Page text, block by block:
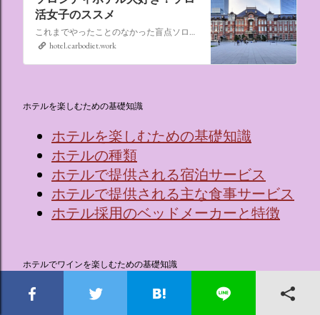
活女子のススメ
これまでやったことのなかった盲点ソロ活、“なんでもない日にシティホテルに泊まる”。ソロ活女子のススメ,ソロシティホテル
hotel.carbodiet.work
ホテルを楽しむための基礎知識
ホテルを楽しむための基礎知識
ホテルの種類
ホテルで提供される宿泊サービス
ホテルで提供される主な食事サービス
ホテル採用のベッドメーカーと特徴
ホテルでワインを楽しむための基礎知識
🍷ワインってなに？